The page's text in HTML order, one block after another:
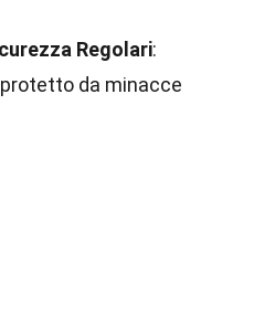
Regolari:
da minacce